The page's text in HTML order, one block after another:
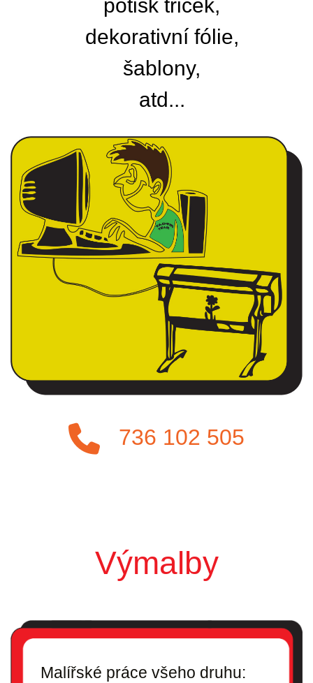
potisk triček,
dekorativní fólie,
šablony,
atd...
736 102 505
Výmalby
Malířské práce všeho druhu: